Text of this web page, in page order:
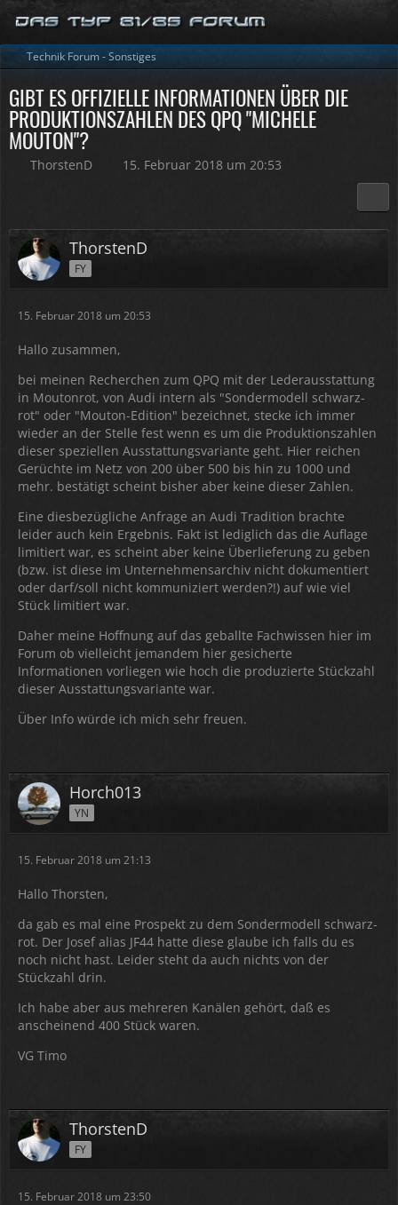
Technik Forum - Sonstiges
GIBT ES OFFIZIELLE INFORMATIONEN ÜBER DIE
PRODUKTIONSZAHLEN DES QPQ "MICHELE
MOUTON"?
ThorstenD 15. Februar 2018 um 20:53
ThorstenD
FY
15. Februar 2018 um 20:53
Hallo zusammen,
bei meinen Recherchen zum QPQ mit der Lederausstattung
in Moutonrot, von Audi intern als "Sondermodell schwarz-
rot" oder "Mouton-Edition" bezeichnet, stecke ich immer
wieder an der Stelle fest wenn es um die Produktionszahlen
dieser speziellen Ausstattungsvariante geht. Hier reichen
Gerüchte im Netz von 200 über 500 bis hin zu 1000 und
mehr. bestätigt scheint bisher aber keine dieser Zahlen.
Eine diesbezügliche Anfrage an Audi Tradition brachte
leider auch kein Ergebnis. Fakt ist lediglich das die Auflage
limitiert war, es scheint aber keine Überlieferung zu geben
(bzw. ist diese im Unternehmensarchiv nicht dokumentiert
oder darf/soll nicht kommuniziert werden?!) auf wie viel
Stück limitiert war.
Daher meine Hoffnung auf das geballte Fachwissen hier im
Forum ob vielleicht jemandem hier gesicherte
Informationen vorliegen wie hoch die produzierte Stückzahl
dieser Ausstattungsvariante war.
Über Info würde ich mich sehr freuen.
Horch013
YN
15. Februar 2018 um 21:13
Hallo Thorsten,
da gab es mal eine Prospekt zu dem Sondermodell schwarz-
rot. Der Josef alias JF44 hatte diese glaube ich falls du es
noch nicht hast. Leider steht da auch nichts von der
Stückzahl drin.
Ich habe aber aus mehreren Kanälen gehört, daß es
anscheinend 400 Stück waren.
VG Timo
ThorstenD
FY
15. Februar 2018 um 23:50